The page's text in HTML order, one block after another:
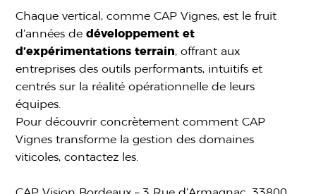
Chaque vertical, comme CAP Vignes, est le fruit
d’années de développement et
d’expérimentations terrain, offrant aux
entreprises des outils performants, intuitifs et
centrés sur la réalité opérationnelle de leurs
équipes.
Pour découvrir concrètement comment CAP
Vignes transforme la gestion des domaines
viticoles, contactez les.